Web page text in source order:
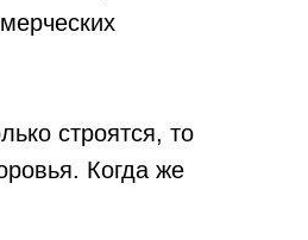
строятся, то
Когда же